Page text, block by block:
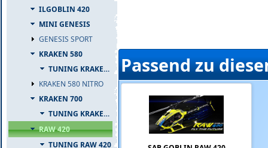
ILGOBLIN 420
MINI GENESIS
GENESIS SPORT
KRAKEN 580
TUNING KRAKEN 580
KRAKEN 580 NITRO
KRAKEN 700
TUNING KRAKEN 700
RAW 420
TUNING RAW 420
Passend zu